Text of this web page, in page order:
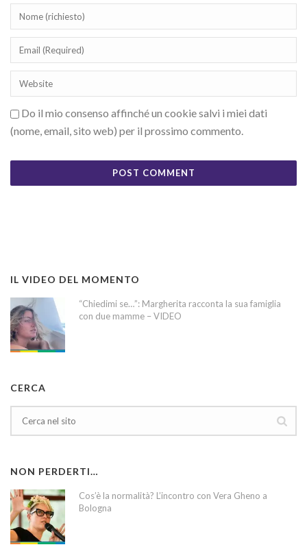
Do il mio consenso affinché un cookie salvi i miei dati
(nome, email, sito web) per il prossimo commento.
IL VIDEO DEL MOMENTO
“Chiedimi se…”: Margherita racconta la sua famiglia
con due mamme – VIDEO
CERCA
NON PERDERTI…
Cos’è la normalità? L’incontro con Vera Gheno a
Bologna